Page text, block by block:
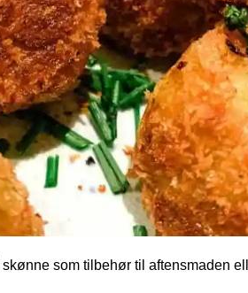
som tilbehør til aftensmaden